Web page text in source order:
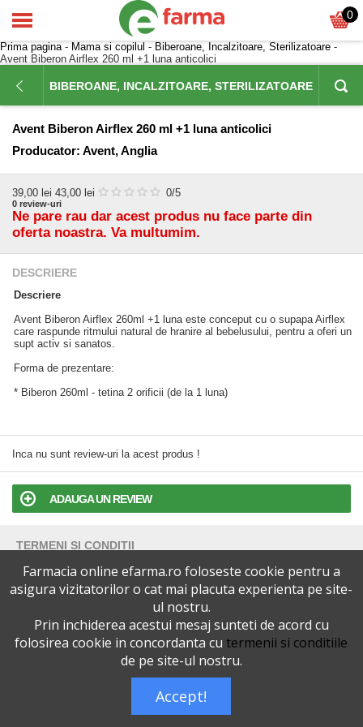
0
Prima pagina- Mama si copilul - Biberoane, Incalzitoare, Sterilizatoare -
Avent Biberon Airflex 260 ml +1 luna anticolici
BIBEROANE, INCALZITOARE, STERILIZATOARE
Avent Biberon Airflex 260 ml +1 luna anticolici
Producator: Avent, Anglia
39,00 lei 43,00 lei 0/5
0 review-uri
Ne pare rau dar acest produs nu face parte din
oferta noastra. Va multumim.
DESCRIERE
Descriere
Avent Biberon Airflex 260ml +1 luna este conceput cu o supapa Airflex
care raspunde ritmului natural de hranire al bebelusului, pentru a oferi un
supt activ si sanatos.
Forma de prezentare:
* Biberon 260ml - tetina 2 orificii (de la 1 luna)
Inca nu sunt review-uri la acest produs !
ADAUGA UN REVIEW
TERMENI SI CONDITII
POLITICA DE CONFIDENTIALITATE
VERSIUNEA DESKTOP
0727515368
Dreptul de autor © efarma.ro - Toate Drepturile Rezervate.
Farmacia online efarma.ro foloseste cookie pentru a
asigura vizitatorilor o cat mai placuta experienta pe site-
ul nostru.
Prin inchiderea acestui mesaj sunteti de acord cu
folosirea cookie in concordanta cu termenii si conditiile
de pe site-ul nostru.
Accept!